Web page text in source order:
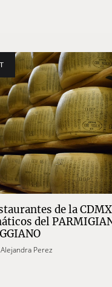
de la
del
Alejandra Perez